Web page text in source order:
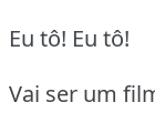
Eu tô! Eu tô!
Vai ser um